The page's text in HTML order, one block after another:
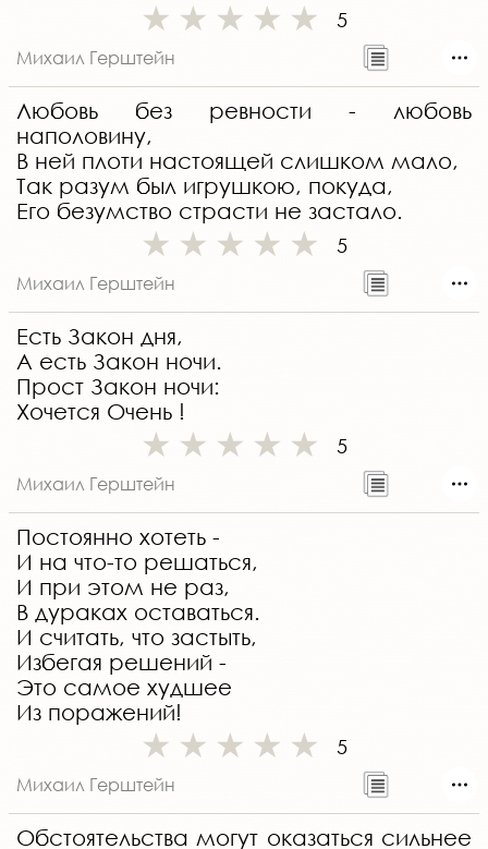
5
Михаил Герштейн
Любовь без ревности - любовь
наполовину,
В ней плоти настоящей слишком мало,
Так разум был игрушкою, покуда,
Его безумство страсти не застало.
5
Михаил Герштейн
Есть Закон дня,
А есть Закон ночи.
Прост Закон ночи:
Хочется Очень !
5
Михаил Герштейн
Постоянно хотеть -
И на что-то решаться,
И при этом не раз,
В дураках оставаться.
И считать, что застыть,
Избегая решений -
Это самое худшее
Из поражений!
5
Михаил Герштейн
Обстоятельства могут оказаться сильнее